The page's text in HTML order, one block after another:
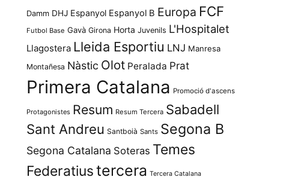
Damm DHJ Espanyol Espanyol B Europa FCF
Futbol Base Gavà Girona Horta Juvenils L'Hospitalet
Llagostera Lleida Esportiu LNJ Manresa
Montañesa Nàstic Olot Peralada Prat
Primera Catalana Promoció d'ascens
Protagonistes Resum Resum Tercera Sabadell
Sant Andreu Santboià Sants Segona B
Segona Catalana Soteras Temes
Federatiustercera Tercera Catalana